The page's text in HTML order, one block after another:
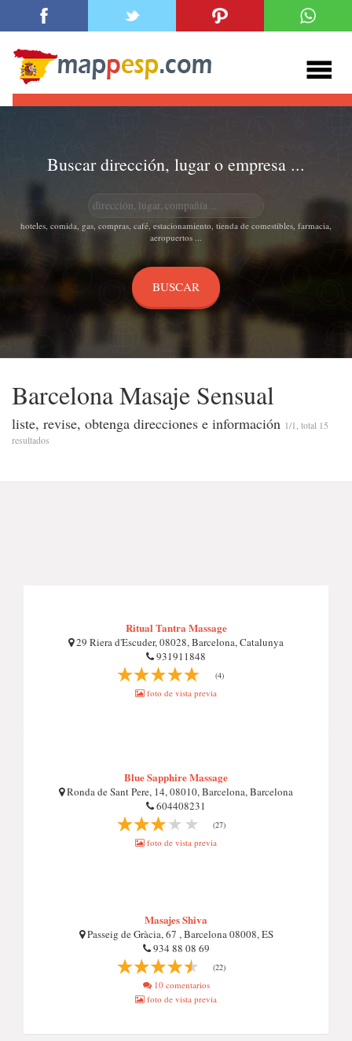
Buscar dirección, lugar o empresa ...
hoteles, comida, gas, compras, café, estacionamiento, tienda de comestibles, farmacia,
aeropuertos ...
Barcelona Masaje Sensual
liste, revise, obtenga direcciones e información 1/1, total 15
resultados
Ritual Tantra Massage
29 Riera d'Escuder, 08028, Barcelona, Catalunya
931911848
(4)
foto de vista previa
Blue Sapphire Massage
Ronda de Sant Pere, 14, 08010, Barcelona, Barcelona
604408231
(27)
foto de vista previa
Masajes Shiva
Passeig de Gràcia, 67 , Barcelona 08008, ES
934 88 08 69
(22)
10 comentarios
foto de vista previa